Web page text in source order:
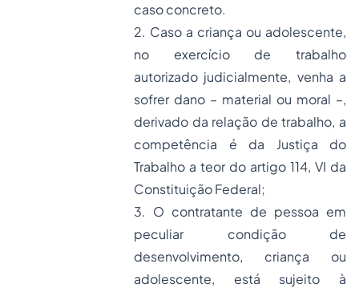
caso concreto.
2. Caso a criança ou adolescente,
no exercício de trabalho
autorizado judicialmente, venha a
sofrer dano – material ou moral –,
derivado da relação de trabalho, a
competência é da Justiça do
Trabalho a teor do artigo 114, VI da
Constituição Federal;
3. O contratante de pessoa em
peculiar condição de
desenvolvimento, criança ou
adolescente, está sujeito à